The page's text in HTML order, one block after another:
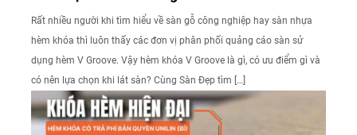
Rất nhiều người khi tìm hiểu về sàn gỗ công nghiệp hay sàn nhựa
hèm khóa thì luôn thấy các đơn vị phân phối quảng cáo sàn sử
dụng hèm V Groove. Vậy hèm khóa V Groove là gì, có ưu điểm gì và
có nên lựa chọn khi lát sàn? Cùng Sàn Đẹp tìm […]